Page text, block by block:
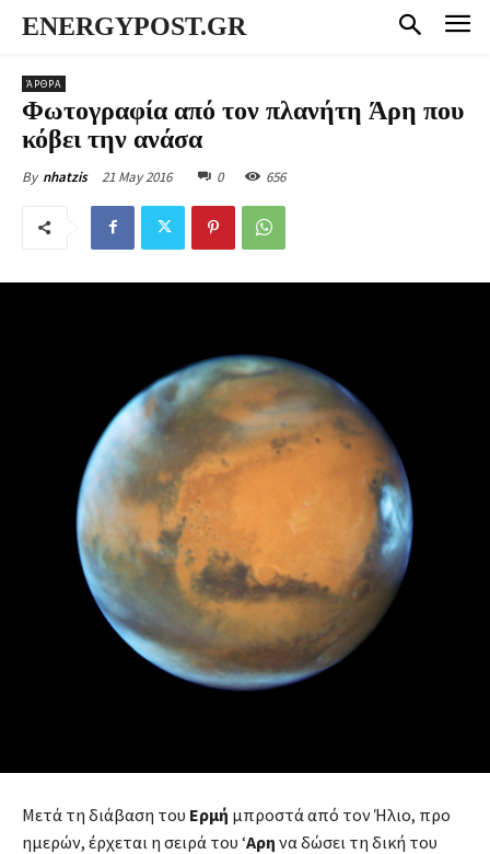
ENERGYPOST.GR
ΆΡΘΡΑ
Φωτογραφία από τον πλανήτη Άρη που
κόβει την ανάσα
By nhatzis 21 May 2016 0 656
Μετά τη διάβαση του Ερμή μπροστά από τον Ήλιο, προ
ημερών, έρχεται η σειρά του ‘Αρη να δώσει τη δική του